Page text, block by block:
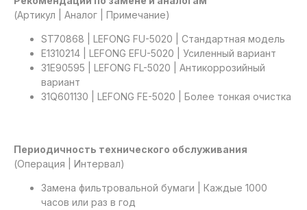
(Артикул | Аналог | Примечание)
ST70868 | LEFONG FU-5020 | Стандартная модель
E1310214 | LEFONG EFU-5020 | Усиленный вариант
31E90595 | LEFONG FL-5020 | Антикоррозийный
вариант
31Q601130 | LEFONG FE-5020 | Более тонкая очистка
Периодичность технического обслуживания
(Операция | Интервал)
Замена фильтровальной бумаги | Каждые 1000
часов или раз в год